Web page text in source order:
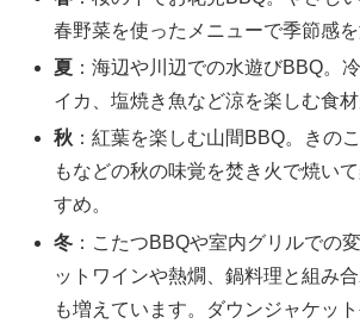
春野菜を使ったメニューで季節感を
夏 ：海辺や川辺での水遊びBBQ。
イカ、塩焼き魚など涼を楽しむ食材
秋 ：紅葉を楽しむ山間BBQ。きの
もなどの秋の味覚を焚き火で焼い
すめ。
冬 ：こたつBBQや室内グリルでの
ットワインや熱燗、鍋料理と組み
も増えています。ダウンジャケッ